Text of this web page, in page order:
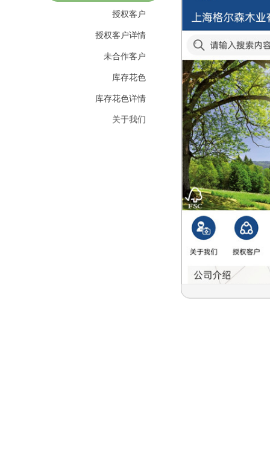
授权客户
授权客户详情
未合作客户
库存花色
库存花色详情
关于我们